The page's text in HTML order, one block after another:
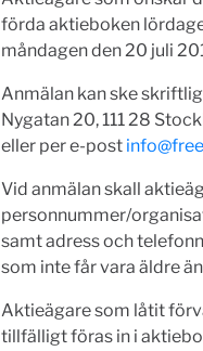
förda aktieboken
måndagen den 20 juli
Anmälan kan ske
Nygatan 20, 111 28
eller per e-post
Vid anmälan skall
personnummer/
samt adress och
som inte får vara äldre
Aktieägare som låtit
tillfälligt föras in i